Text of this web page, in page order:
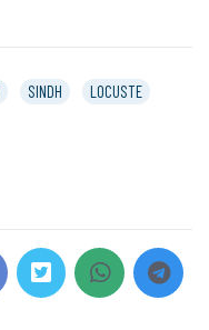
SINDH
LOCUSTE